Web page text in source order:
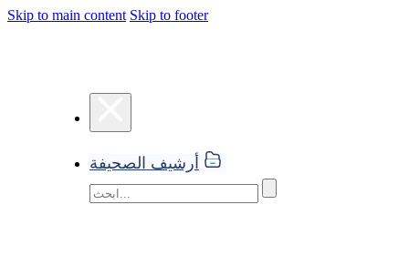
Skip to main content Skip to footer
أرشيف الصحيفة